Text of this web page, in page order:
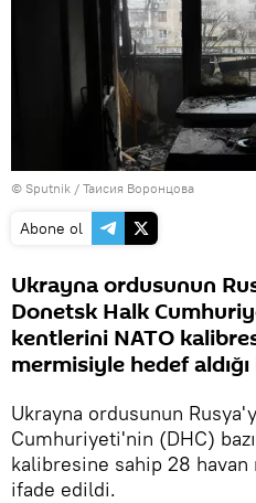
© Sputnik / Таисия Воронцова
Abone ol
Ukrayna ordusunun
Donetsk Halk
kentlerini NATO
mermisiyle hedef
Ukrayna ordusunun
Cumhuriyeti'nin (DHC)
kalibresine sahip 28 havan
ifade edildi.